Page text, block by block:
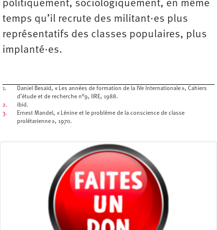
politiquement, sociologiquement, en même
temps qu’il recrute des militant·es plus
représentatifs des classes populaires, plus
implanté·es.
1.
Daniel Besaïd, « Les années de formation de la IVe Internationale », Cahiers
d’étude et de recherche n°9, IIRE, 1988.
2.
ibid.
3.
Ernest Mandel, « Lénine et le problème de la conscience de classe
prolétarienne », 1970.